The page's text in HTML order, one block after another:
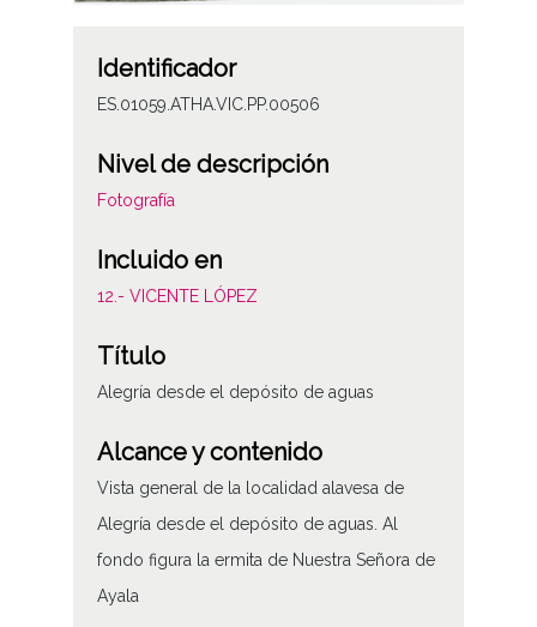
Identificador
ES.01059.ATHA.VIC.PP.00506
Nivel de descripción
Fotografía
Incluido en
12.- VICENTE LÓPEZ
Título
Alegría desde el depósito de aguas
Alcance y contenido
Vista general de la localidad alavesa de
Alegría desde el depósito de aguas. Al
fondo figura la ermita de Nuestra Señora de
Ayala